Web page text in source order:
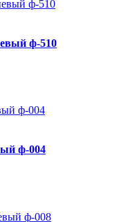
ф-510
ф-004